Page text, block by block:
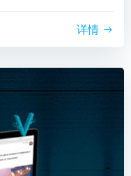
详情